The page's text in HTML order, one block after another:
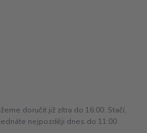
doručit již zítra do 16:00. Stačí,
nejpozději dnes do 11:00